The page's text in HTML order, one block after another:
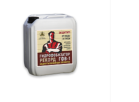
В корзину
Купить в 1 клик Сравнение
В избранное В наличии В